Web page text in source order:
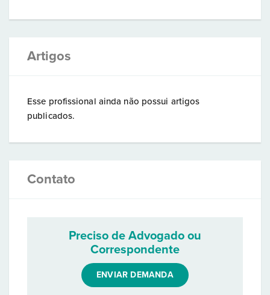
Artigos
Esse profissional ainda não possui artigos
publicados.
Contato
Preciso de Advogado ou
Correspondente
ENVIAR DEMANDA